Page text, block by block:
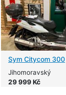
Sym Citycom 300
Jihomoravský
29 999 Kč